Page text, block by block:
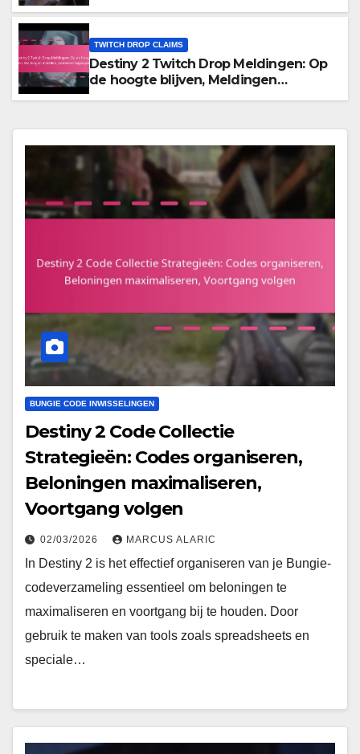
TWITCH DROP CLAIMS
Destiny 2 Twitch Drop Meldingen: Op
de hoogte blijven, Meldingen
BUNGIE CODE INWISSELINGEN
Destiny 2 Code Collectie
Strategieën: Codes organiseren,
Beloningen maximaliseren,
Voortgang volgen
02/03/2026 MARCUS ALARIC
In Destiny 2 is het effectief organiseren van je Bungie-
codeverzameling essentieel om beloningen te
maximaliseren en voortgang bij te houden. Door
gebruik te maken van tools zoals spreadsheets en
speciale…